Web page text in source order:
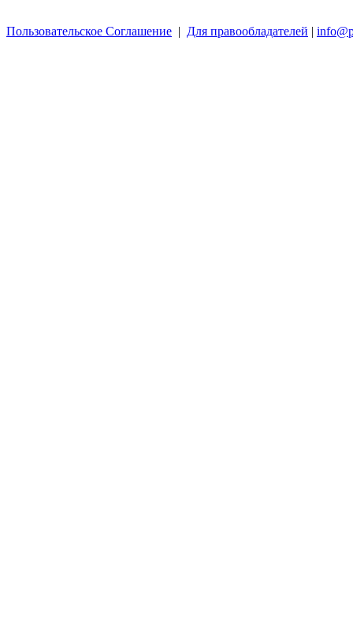
Пользовательское Соглашение | Для правообладателей |